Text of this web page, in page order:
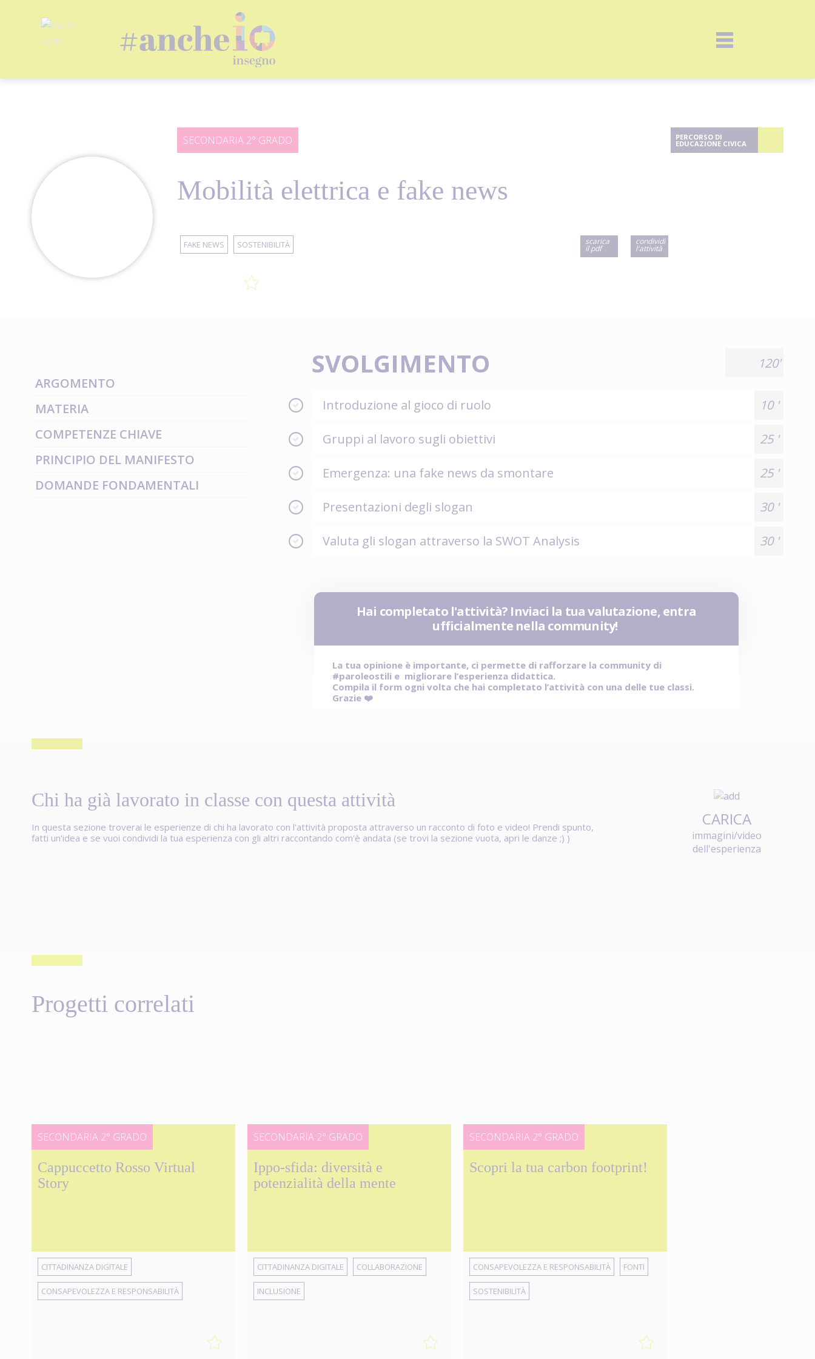
SECONDARIA 2° GRADO
Mobilità elettrica e fake news
FAKE NEWS SOSTENIBILITÀ scarica
il pdf
condividi
l'attività
PERCORSO DI
EDUCAZIONE CIVICA
ARGOMENTO
MATERIA
COMPETENZE CHIAVE
PRINCIPIO DEL MANIFESTO
DOMANDE FONDAMENTALI
SVOLGIMENTO 120'
Introduzione al gioco di ruolo
Gruppi al lavoro sugli obiettivi
Emergenza: una fake news da smontare
Presentazioni degli slogan
Valuta gli slogan attraverso la SWOT Analysis
Hai completato l'attività? Inviaci la tua valutazione, entra
ufficialmente nella community!
La tua opinione è importante, ci permette di rafforzare la community di
#paroleostili e migliorare l’esperienza didattica.
Compila il form ogni volta che hai completato l’attività con una delle tue classi.
Grazie ❤️
Chi ha già lavorato in classe con questa attività
In questa sezione troverai le esperienze di chi ha lavorato con l'attività proposta attraverso un racconto di foto e video! Prendi spunto,
fatti un'idea e se vuoi condividi la tua esperienza con gli altri raccontando com'è andata (se trovi la sezione vuota, apri le danze ;) )
CARICA
immagini/video
dell'esperienza
Progetti correlati
SECONDARIA 2° GRADO
Cappuccetto Rosso Virtual
Story
CITTADINANZA DIGITALE
CONSAPEVOLEZZA E RESPONSABILITÀ
SECONDARIA 2° GRADO
Ippo-sfida: diversità e
potenzialità della mente
CITTADINANZA DIGITALE COLLABORAZIONE
INCLUSIONE
SECONDARIA 2° GRADO
Scopri la tua carbon footprint!
CONSAPEVOLEZZA E RESPONSABILITÀ FONTI
SOSTENIBILITÀ